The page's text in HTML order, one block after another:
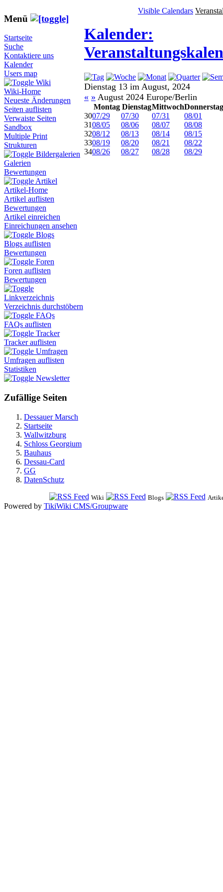
Menü
Startseite
Suche
Kontaktiere uns
Kalender
Users map
Wiki
Wiki-Home
Neueste Änderungen
Seiten auflisten
Verwaiste Seiten
Sandbox
Multiple Print
Strukturen
Bildergalerien
Galerien
Bewertungen
Artikel
Artikel-Home
Artikel auflisten
Bewertungen
Artikel einreichen
Einreichungen ansehen
Blogs
Blogs auflisten
Bewertungen
Foren
Foren auflisten
Bewertungen
Linkverzeichnis
Verzeichnis durchstöbern
FAQs
FAQs auflisten
Tracker
Tracker auflisten
Umfragen
Umfragen auflisten
Statistiken
Newsletter
Zufällige Seiten
Dessauer Marsch
Startseite
Wallwitzburg
Schloss Georgium
Bauhaus
Dessau-Card
GG
DatenSchutz
Visible Calendars
Kalender:
Dienstag 13 im August, 2024
« » August 2024 Europe/Berlin
Montag DienstagMittwochDonnerstag
3007/29 07/30 07/31
08/01
3108/05 08/06 08/07
08/08
3208/12 08/13 08/14
08/15
3308/19 08/20 08/21
08/22
3408/26 08/27 08/28 08/29
Wiki Blogs
Powered by TikiWiki CMS/Groupware